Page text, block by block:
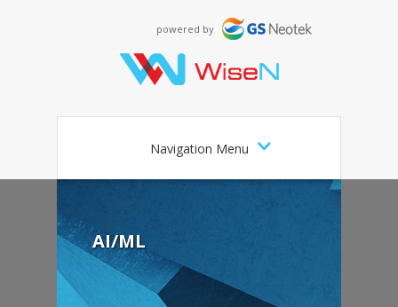
powered by
Navigation Menu
AI/ML